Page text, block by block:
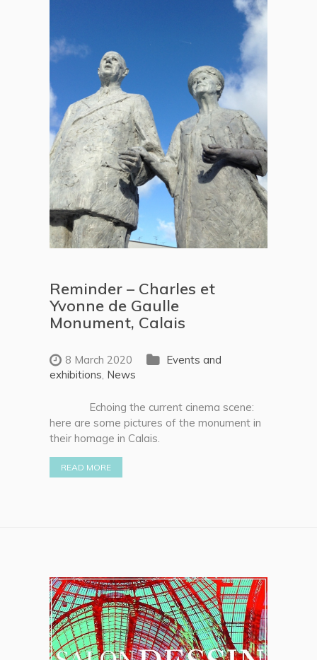
Reminder – Charles et
Yvonne de Gaulle
Monument, Calais
8 March 2020
Events and
exhibitions News
Echoing the current cinema scene:
here are some pictures of the monument in
their homage in Calais.
READ MORE